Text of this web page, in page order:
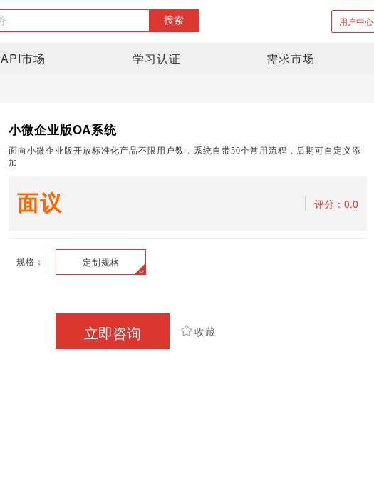
用户中心
API市场 学习认证 需求市场
小微企业版OA系统
面向小微企业版开放标准化产品不限用户数，系统自带50个常用流程，后期可自定义添
加
面议 评分： 0.0
规格： 定制规格
立即咨询 收藏